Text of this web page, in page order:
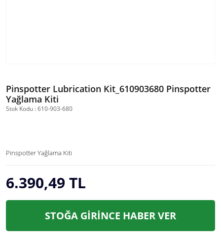
Pinspotter Lubrication Kit_610903680 Pinspotter
Yağlama Kiti
Stok Kodu : 610-903-680
Pinspotter Yağlama Kiti
6.390,49 TL
STOĞA GİRİNCE HABER VER